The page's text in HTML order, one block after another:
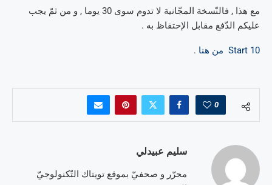
مع هذا , فالنّسخة المجّانية لا تدوم سوى 30 يوما , و من ثمّ يجب
عليكم الدّفع مقابل الإحتفاظ به .
Start 10 من هنا .
0
سليم عبيدلي
محرّر و صحفيّ بموقع تويتاك التّكنولوجيّ